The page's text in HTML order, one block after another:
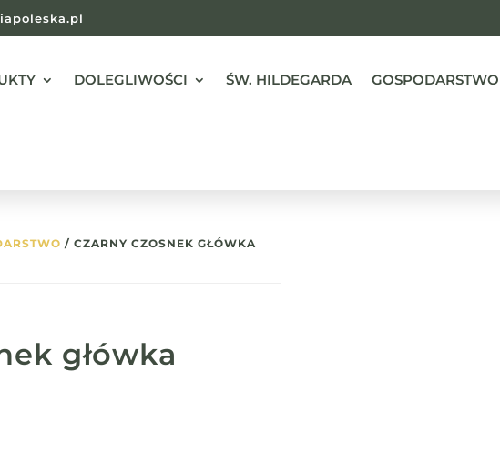
DOLEGLIWOŚCI ŚW. HILDEGARDA GOSPODARSTWO
/ CZARNY CZOSNEK GŁÓWKA
główka